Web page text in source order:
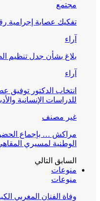
مجتمع
تفكيك عصابة إجرامية
آراء
بلاغ بشأن جدل تنظيم
آراء
انتخاب الدكتور توفيق
للدراسات الإنسانية
غير مصنف
مراكش … بإجماع
الوطنية لمسيري
السابق التالي
منوعات
منوعات
وفاة الفنان المغربي